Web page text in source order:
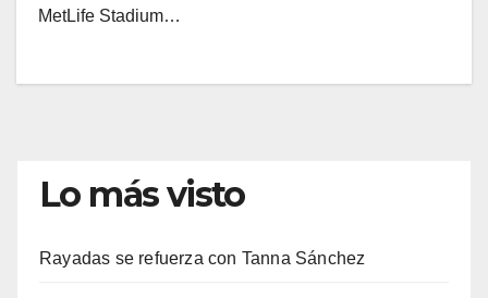
MetLife Stadium…
Lo más visto
Rayadas se refuerza con Tanna Sánchez